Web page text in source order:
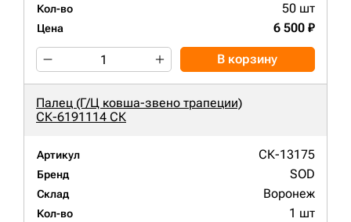
Кол-во 50 шт
Цена 6 500 ₽
В корзину
Палец (Г/Ц ковша-звено трапеции)
СК-6191114 СК
Артикул СК-13175
Бренд SOD
Склад Воронеж
Кол-во 1 шт